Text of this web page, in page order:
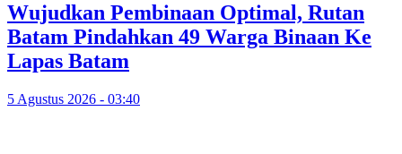
Wujudkan Pembinaan Optimal, Rutan
Batam Pindahkan 49 Warga Binaan Ke
Lapas Batam
5 Agustus 2026 - 03:40